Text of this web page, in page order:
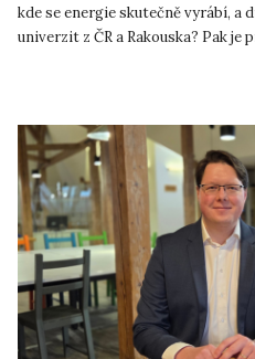
kde se energie skutečně vyrábí, a
univerzit z ČR a Rakouska? Pak je